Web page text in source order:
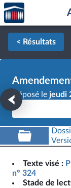
Aller au contenu
Aller en bas de la
Accèder
à la
page
d'accueil
< Résultats
Déposé le jeudi
Texte visé :
n° 324
Stade de